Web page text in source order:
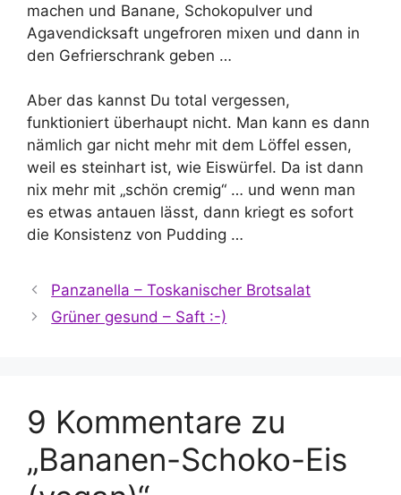
machen und Banane, Schokopulver und
Agavendicksaft ungefroren mixen und dann in
den Gefrierschrank geben …
Aber das kannst Du total vergessen,
funktioniert überhaupt nicht. Man kann es dann
nämlich gar nicht mehr mit dem Löffel essen,
weil es steinhart ist, wie Eiswürfel. Da ist dann
nix mehr mit „schön cremig“ … und wenn man
es etwas antauen lässt, dann kriegt es sofort
die Konsistenz von Pudding …
Panzanella – Toskanischer Brotsalat
Grüner gesund – Saft :-)
9 Kommentare zu
„Bananen-Schoko-Eis